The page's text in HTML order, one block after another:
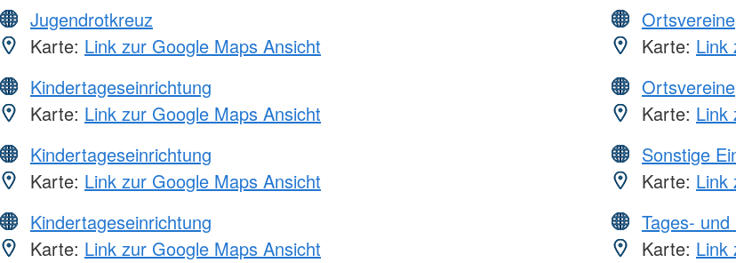
Jugendrotkreuz
Karte: Link zur Google Maps Ansicht
Kindertageseinrichtung
Karte: Link zur Google Maps Ansicht
Kindertageseinrichtung
Karte: Link zur Google Maps Ansicht
Kindertageseinrichtung
Karte: Link zur Google Maps Ansicht
Ortsvereine
Karte: Link
Ortsvereine
Karte: Link
Sonstige
Karte: Link
Tages-
Karte: Link